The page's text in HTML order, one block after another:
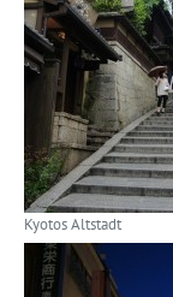
Kyotos Altstadt